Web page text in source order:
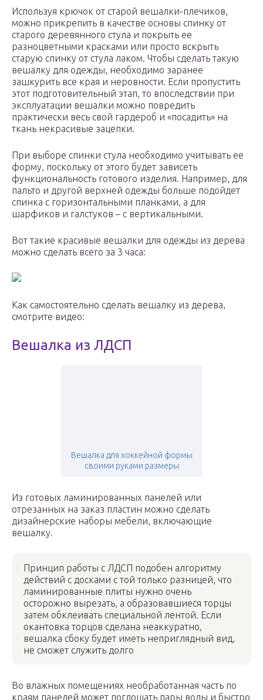
Используя крючок от старой вешалки-плечиков,
можно прикрепить в качестве основы спинку от
старого деревянного стула и покрыть ее
разноцветными красками или просто вскрыть
старую спинку от стула лаком. Чтобы сделать такую
вешалку для одежды, необходимо заранее
зашкурить все края и неровности. Если пропустить
этот подготовительный этап, то впоследствии при
эксплуатации вешалки можно повредить
практически весь свой гардероб и «посадить» на
ткань некрасивые зацепки.
При выборе спинки стула необходимо учитывать ее
форму, поскольку от этого будет зависеть
функциональность готового изделия. Например, для
пальто и другой верхней одежды больше подойдет
спинка с горизонтальными планками, а для
шарфиков и галстуков – с вертикальными.
Вот такие красивые вешалки для одежды из дерева
можно сделать всего за 3 часа:
Как самостоятельно сделать вешалку из дерева,
смотрите видео:
Вешалка из ЛДСП
Вешалка для хоккейной формы
своими руками размеры
Из готовых ламинированных панелей или
отрезанных на заказ пластин можно сделать
дизайнерские наборы мебели, включающие
вешалку.
Принцип работы с ЛДСП подобен алгоритму
действий с досками с той только разницей, что
ламинированные плиты нужно очень
осторожно вырезать, а образовавшиеся торцы
затем обклеивать специальной лентой. Если
окантовка торцов сделана неаккуратно,
вешалка сбоку будет иметь неприглядный вид,
не сможет служить долго
Во влажных помещениях необработанная часть по
краям панелей может поглощать пары воды и быстро